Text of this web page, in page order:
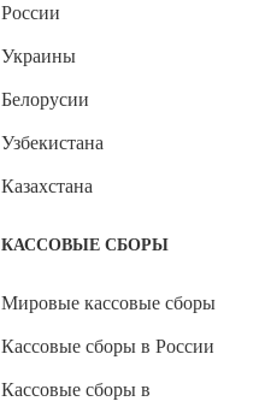
России
Украины
Белорусии
Узбекистана
Казахстана
КАССОВЫЕ СБОРЫ
Мировые кассовые сборы
Кассовые сборы в России
Кассовые сборы в